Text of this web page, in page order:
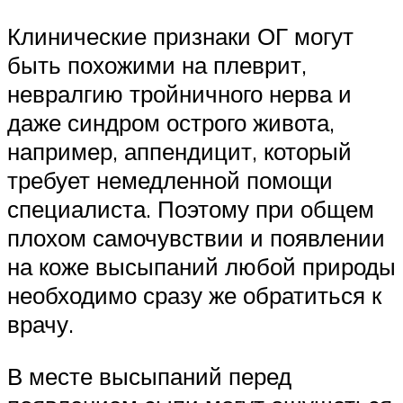
Клинические признаки ОГ могут
быть похожими на плеврит,
невралгию тройничного нерва и
даже синдром острого живота,
например, аппендицит, который
требует немедленной помощи
специалиста. Поэтому при общем
плохом самочувствии и появлении
на коже высыпаний любой природы
необходимо сразу же обратиться к
врачу.
В месте высыпаний перед